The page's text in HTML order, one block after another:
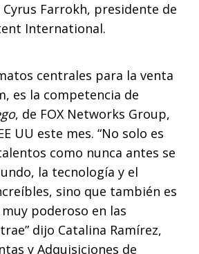
Cyrus Farrokh, presidente de
International.
centrales para la venta
es la competencia de
, de FOX Networks Group,
UU este mes. “No solo es
como nunca antes se
la tecnología y el
sino que también es
poderoso en las
dijo Catalina Ramírez,
y Adquisiciones de